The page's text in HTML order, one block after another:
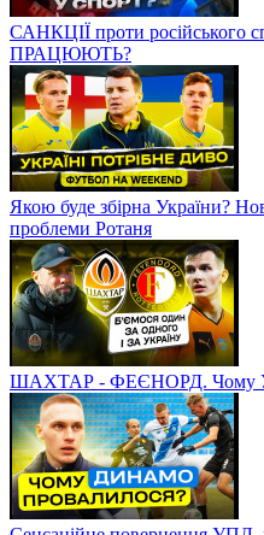
САНКЦІЇ проти
ПРАЦЮЮТЬ?
Якою буде збірна України?
проблеми Ротаня
ШАХТАР - ФЕЄНОРД. Чому